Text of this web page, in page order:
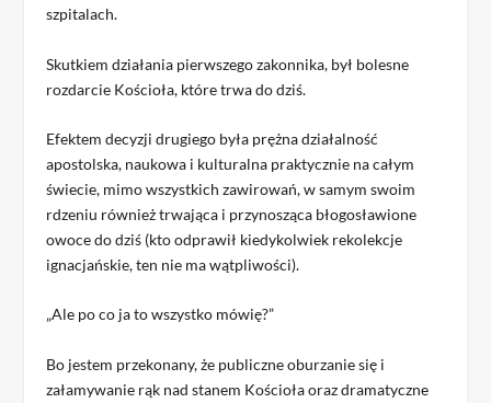
szpitalach.
Skutkiem działania pierwszego zakonnika, był bolesne
rozdarcie Kościoła, które trwa do dziś.
Efektem decyzji drugiego była prężna działalność
apostolska, naukowa i kulturalna praktycznie na całym
świecie, mimo wszystkich zawirowań, w samym swoim
rdzeniu również trwająca i przynosząca błogosławione
owoce do dziś (kto odprawił kiedykolwiek rekolekcje
ignacjańskie, ten nie ma wątpliwości).
„Ale po co ja to wszystko mówię?”
Bo jestem przekonany, że publiczne oburzanie się i
załamywanie rąk nad stanem Kościoła oraz dramatyczne